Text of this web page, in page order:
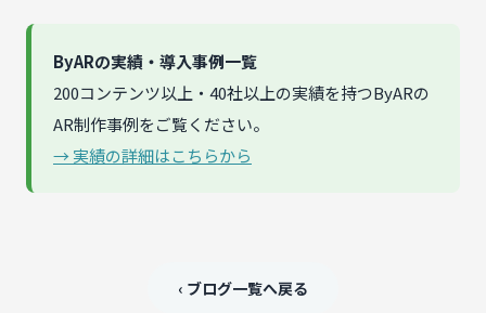
ByARの実績・導入事例一覧
200コンテンツ以上・40社以上の実績を持つByARの
AR制作事例をご覧ください。
→ 実績の詳細はこちらから
‹ ブログ一覧へ戻る